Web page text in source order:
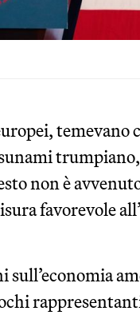
temevano
non è
favorevole
sull’economia